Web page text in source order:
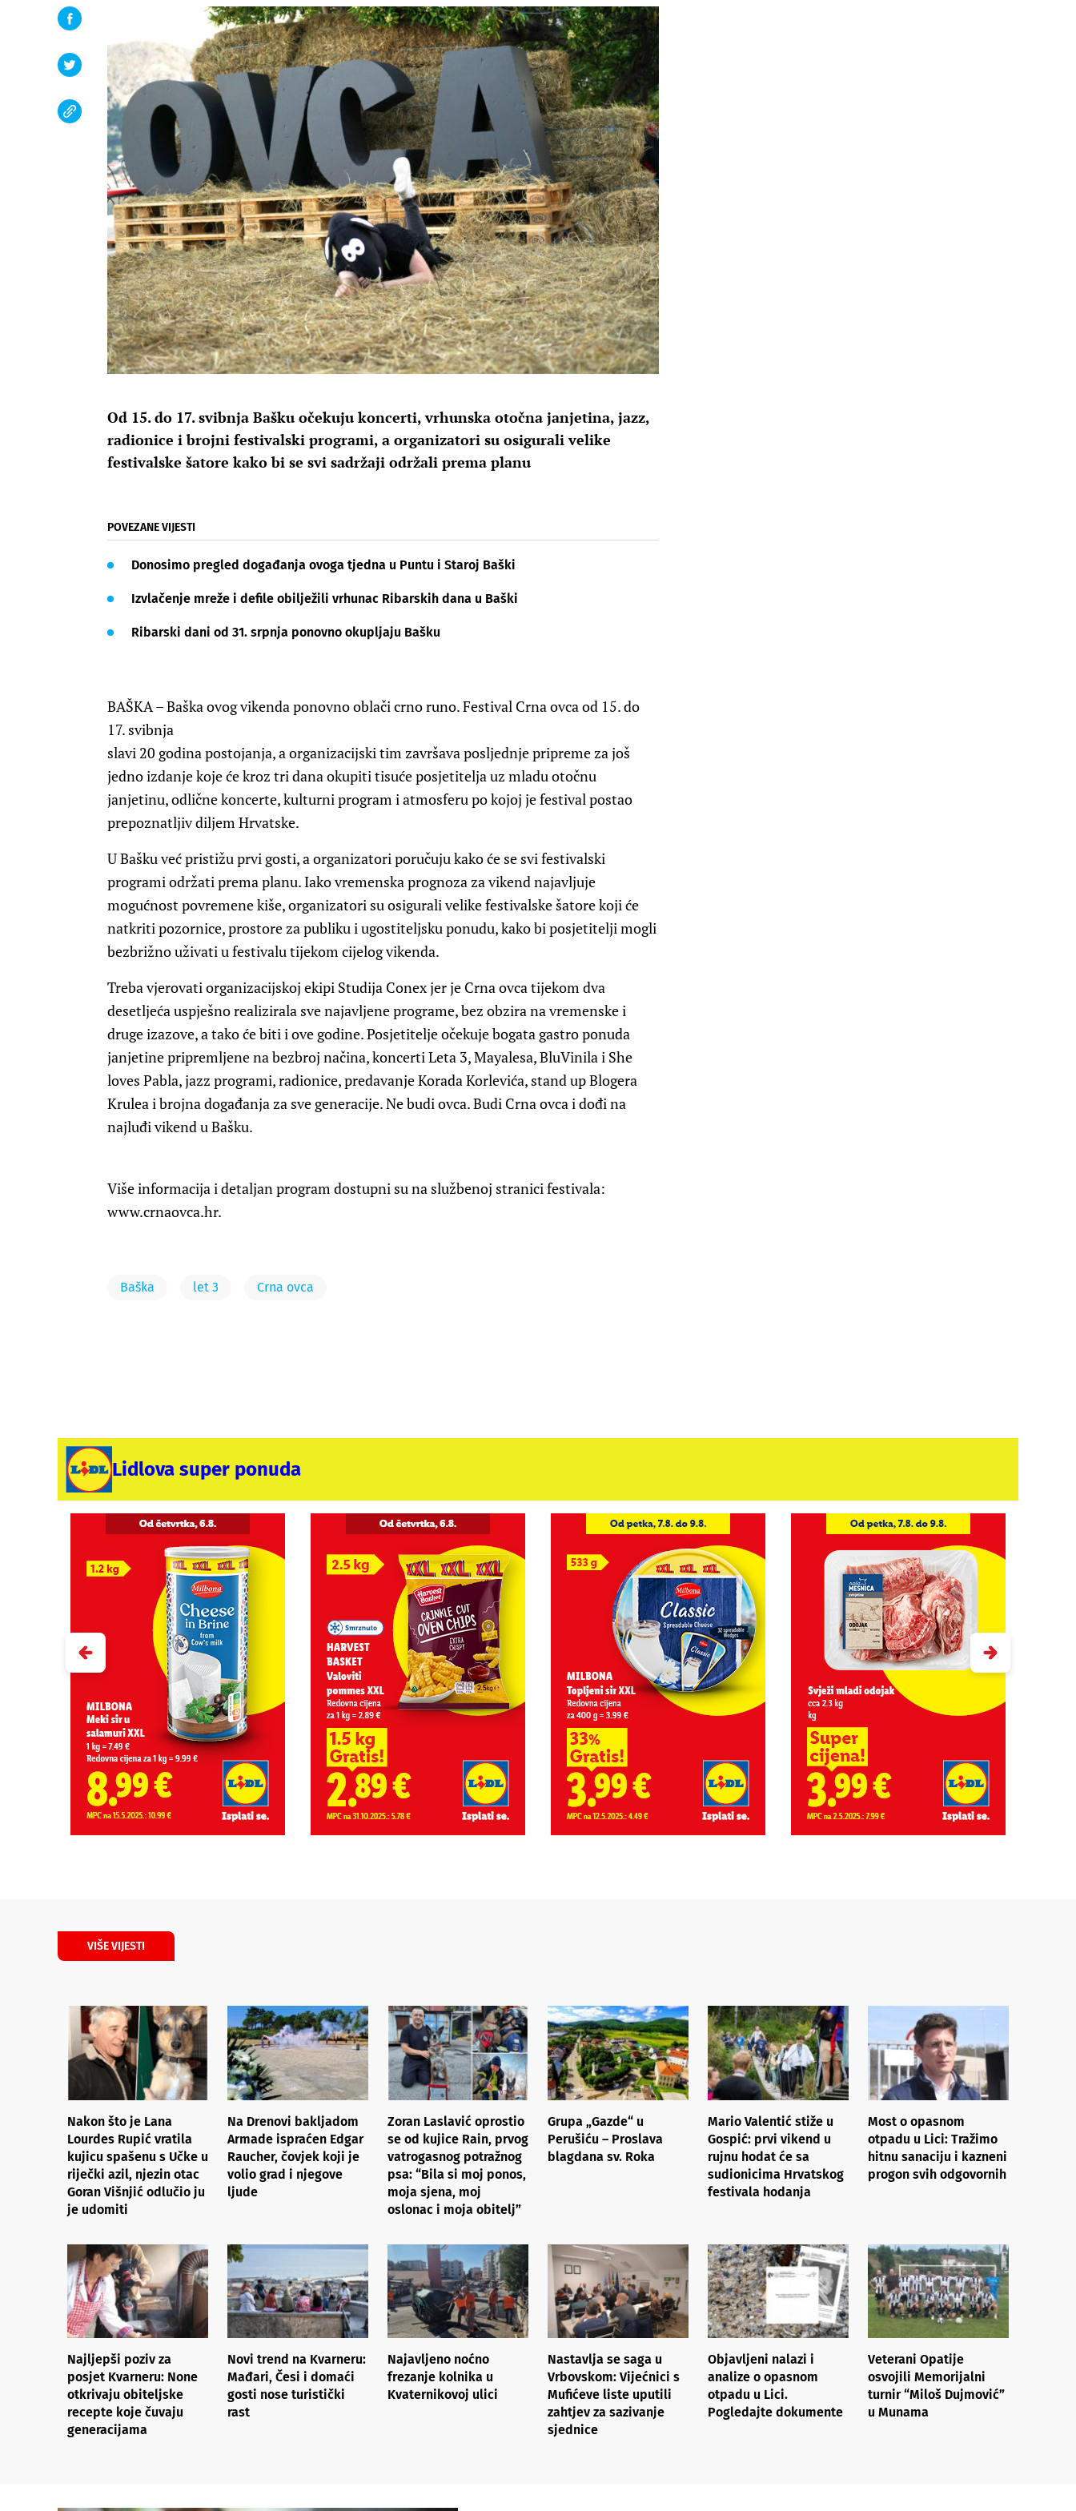
Od 15. do 17. svibnja Bašku očekuju koncerti, vrhunska otočna janjetina, jazz,
radionice i brojni festivalski programi, a organizatori su osigurali velike
festivalske šatore kako bi se svi sadržaji održali prema planu
POVEZANE VIJESTI
Donosimo pregled događanja ovoga tjedna u Puntu i Staroj Baški
Izvlačenje mreže i defile obilježili vrhunac Ribarskih dana u Baški
Ribarski dani od 31. srpnja ponovno okupljaju Bašku
BAŠKA – Baška ovog vikenda ponovno oblači crno runo. Festival Crna ovca od 15. do
17. svibnja
slavi 20 godina postojanja, a organizacijski tim završava posljednje pripreme za još
jedno izdanje koje će kroz tri dana okupiti tisuće posjetitelja uz mladu otočnu
janjetinu, odlične koncerte, kulturni program i atmosferu po kojoj je festival postao
prepoznatljiv diljem Hrvatske.
U Bašku već pristižu prvi gosti, a organizatori poručuju kako će se svi festivalski
programi održati prema planu. Iako vremenska prognoza za vikend najavljuje
mogućnost povremene kiše, organizatori su osigurali velike festivalske šatore koji će
natkriti pozornice, prostore za publiku i ugostiteljsku ponudu, kako bi posjetitelji mogli
bezbrižno uživati u festivalu tijekom cijelog vikenda.
Treba vjerovati organizacijskoj ekipi Studija Conex jer je Crna ovca tijekom dva
desetljeća uspješno realizirala sve najavljene programe, bez obzira na vremenske i
druge izazove, a tako će biti i ove godine. Posjetitelje očekuje bogata gastro ponuda
janjetine pripremljene na bezbroj načina, koncerti Leta 3, Mayalesa, BluVinila i She
loves Pabla, jazz programi, radionice, predavanje Korada Korlevića, stand up Blogera
Krulea i brojna događanja za sve generacije. Ne budi ovca. Budi Crna ovca i dođi na
najluđi vikend u Bašku.
Više informacija i detaljan program dostupni su na službenoj stranici festivala:
www.crnaovca.hr.
Baška let 3 Crna ovca
Lidlova super ponuda
VIŠE VIJESTI
Nakon što je Lana
Lourdes Rupić vratila
kujicu spašenu s Učke u
riječki azil, njezin otac
Goran Višnjić odlučio ju
je udomiti
Na Drenovi bakljadom
Armade ispraćen Edgar
Raucher, čovjek koji je
volio grad i njegove
ljude
Zoran Laslavić oprostio
se od kujice Rain, prvog
vatrogasnog potražnog
psa: “Bila si moj ponos,
moja sjena, moj
oslonac i moja obitelj”
Grupa „Gazde“ u
Perušiću – Proslava
blagdana sv. Roka
Mario Valentić stiže u
Gospić: prvi vikend u
rujnu hodat će sa
sudionicima Hrvatskog
festivala hodanja
Most o opasnom
otpadu u Lici: Tražimo
hitnu sanaciju i kazneni
progon svih odgovornih
Najljepši poziv za
posjet Kvarneru: None
otkrivaju obiteljske
recepte koje čuvaju
generacijama
Novi trend na Kvarneru:
Mađari, Česi i domaći
gosti nose turistički
rast
Najavljeno noćno
frezanje kolnika u
Kvaternikovoj ulici
Nastavlja se saga u
Vrbovskom: Vijećnici s
Mufićeve liste uputili
zahtjev za sazivanje
sjednice
Objavljeni nalazi i
analize o opasnom
otpadu u Lici.
Pogledajte dokumente
Veterani Opatije
osvojili Memorijalni
turnir “Miloš Dujmović”
u Munama